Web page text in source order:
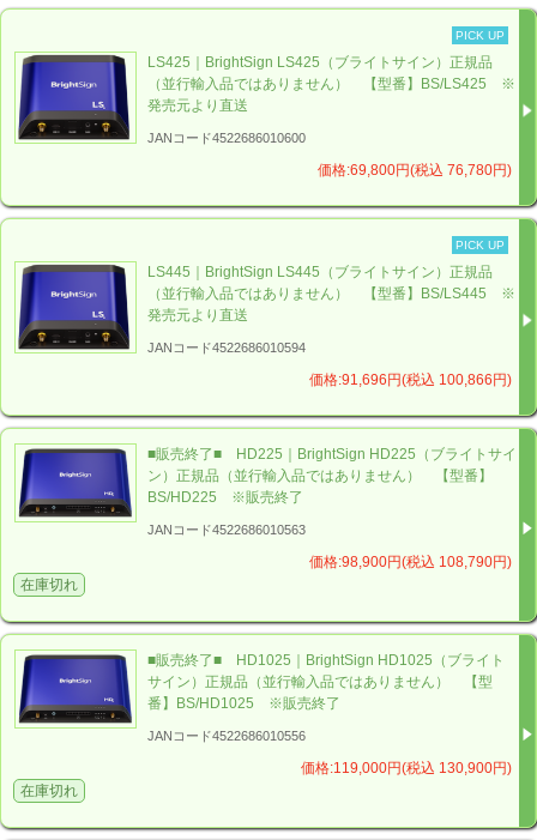
ださい。
PICK UP
LS425｜BrightSign LS425（ブライトサイン）正規品
（並行輸入品ではありません） 【型番】BS/LS425 ※
発売元より直送
JANコード4522686010600
価格:69,800円(税込 76,780円)
PICK UP
LS445｜BrightSign LS445（ブライトサイン）正規品
（並行輸入品ではありません） 【型番】BS/LS445 ※
発売元より直送
JANコード4522686010594
価格:91,696円(税込 100,866円)
■販売終了■ HD225｜BrightSign HD225（ブライトサイ
ン）正規品（並行輸入品ではありません） 【型番】
BS/HD225 ※販売終了
JANコード4522686010563
価格:98,900円(税込 108,790円)
在庫切れ
■販売終了■ HD1025｜BrightSign HD1025（ブライト
サイン）正規品（並行輸入品ではありません） 【型
番】BS/HD1025 ※販売終了
JANコード4522686010556
価格:119,000円(税込 130,900円)
在庫切れ